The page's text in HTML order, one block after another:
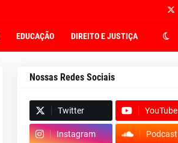
EDUCAÇÃO DIREITO E JUSTIÇA
Nossas Redes Sociais
Twitter YouTube
Instagram Podcast